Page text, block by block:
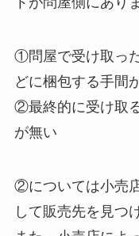
①問屋で受け取っ
どに梱包する手間
②最終的に受け取
が無い
②については小売
して販売先を見つ